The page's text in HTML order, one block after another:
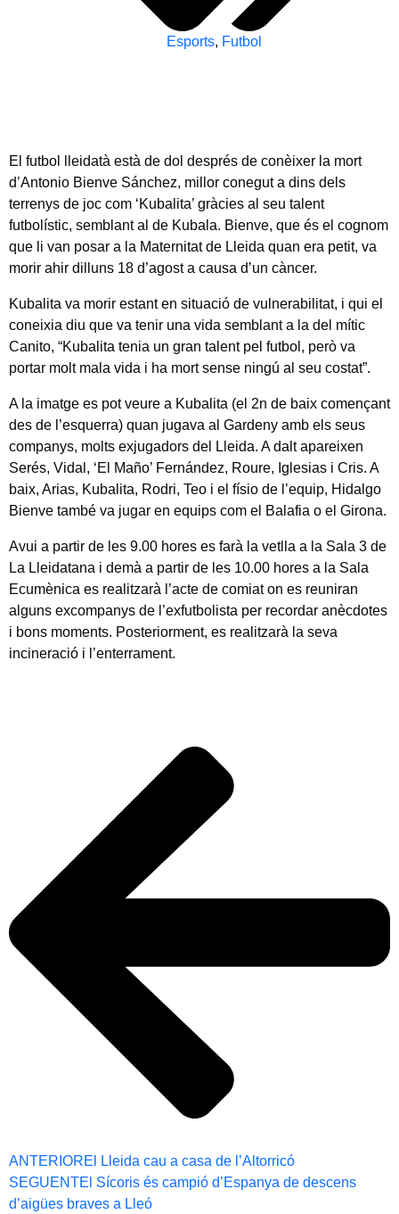
Esports, Futbol
El futbol lleidatà està de dol després de conèixer la mort
d’Antonio Bienve Sánchez, millor conegut a dins dels
terrenys de joc com ‘Kubalita’ gràcies al seu talent
futbolístic, semblant al de Kubala. Bienve, que és el cognom
que li van posar a la Maternitat de Lleida quan era petit, va
morir ahir dilluns 18 d’agost a causa d’un càncer.
Kubalita va morir estant en situació de vulnerabilitat, i qui el
coneixia diu que va tenir una vida semblant a la del mític
Canito, “Kubalita tenia un gran talent pel futbol, però va
portar molt mala vida i ha mort sense ningú al seu costat”.
A la imatge es pot veure a Kubalita (el 2n de baix començant
des de l’esquerra) quan jugava al Gardeny amb els seus
companys, molts exjugadors del Lleida. A dalt apareixen
Serés, Vidal, ‘El Maño’ Fernández, Roure, Iglesias i Cris. A
baix, Arias, Kubalita, Rodri, Teo i el físio de l’equip, Hidalgo
Bienve també va jugar en equips com el Balafia o el Girona.
Avui a partir de les 9.00 hores es farà la vetlla a la Sala 3 de
La Lleidatana i demà a partir de les 10.00 hores a la Sala
Ecumènica es realitzarà l’acte de comiat on es reuniran
alguns excompanys de l’exfutbolista per recordar anècdotes
i bons moments. Posteriorment, es realitzarà la seva
incineració i l’enterrament.
ANTERIOREl Lleida cau a casa de l’Altorricó
SEGUENTEl Sícoris és campió d’Espanya de descens
d’aigües braves a Lleó